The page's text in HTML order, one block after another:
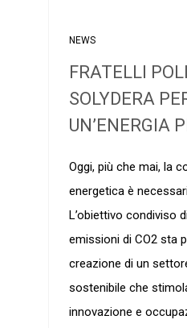
NEWS
FRATELLI
SOLYDERA
UN’ENERGIA
Oggi, più che mai, la
energetica è
L’obiettivo condiviso
emissioni di CO2 sta
creazione di un
sostenibile che
innovazione e